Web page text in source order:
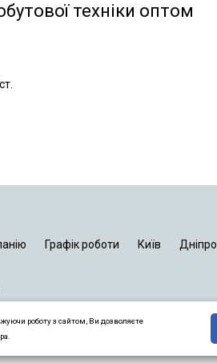
техніки оптом
Графік роботи Київ Дніпро
роботу з сайтом, Ви дозволяєте